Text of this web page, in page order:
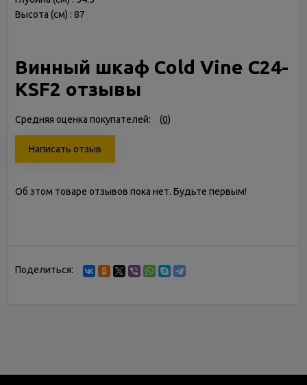
Высота (см) : 87
Винный шкаф Cold Vine C24-
KSF2 отзывы
Средняя оценка покупателей: (0)
Написать отзыв
Об этом товаре отзывов пока нет. Будьте первым!
Поделиться: